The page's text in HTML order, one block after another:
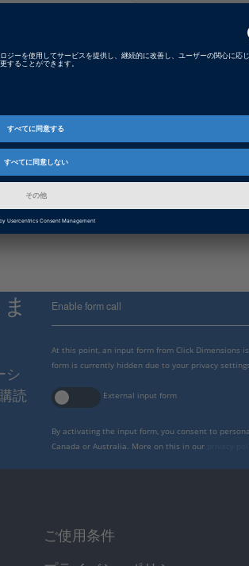
パスワード:
シ
読
Enable form call
At this point, an input form from Click Dimensions
form is currently hidden due to your privacy
External input form
By activating the input form, you consent to
Canada or Australia. More on this in our
ご使用条件